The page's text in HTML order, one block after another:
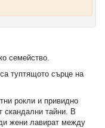
семейство.
туптящото сърце на
рокли и привидно
скандални тайни. В
жени лавират между